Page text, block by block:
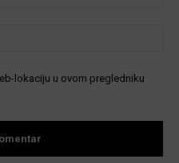
lokaciju u ovom pregledniku